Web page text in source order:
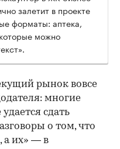
залетит в проекте
форматы: аптека,
можно
рынок вовсе
многие
сдать
о том, что
а их» — в